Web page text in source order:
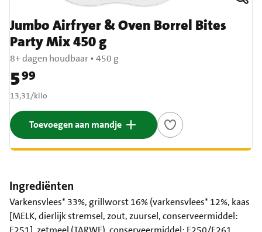
Jumbo Airfryer & Oven Borrel Bites
Party Mix 450 g
8+ dagen houdbaar•450 g
Prijs: € 5,99
599
€ 13,31 per kilo
13,31/kilo
Toevoegen aan mandje
Ingrediënten
Varkensvlees* 33%, grillworst 16% (varkensvlees* 12%, kaas
[MELK, dierlijk stremsel, zout, zuursel, conserveermiddel: